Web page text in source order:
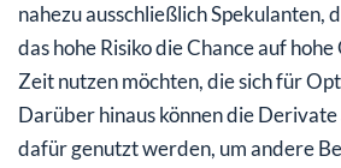
nahezu ausschließlich Spekulanten,
das hohe Risiko die Chance auf
Zeit nutzen möchten, die sich für
Darüber hinaus können die
dafür genutzt werden, um andere